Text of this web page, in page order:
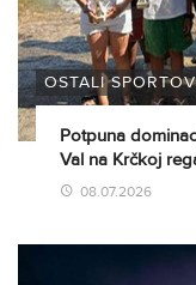
OSTALI
Potpuna
Val na Krčkoj
08.07.2026